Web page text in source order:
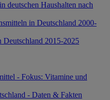
deutschen Haushalten nach
in Deutschland 2000-
Deutschland 2015-2025
- Fokus: Vitamine und
- Daten & Fakten